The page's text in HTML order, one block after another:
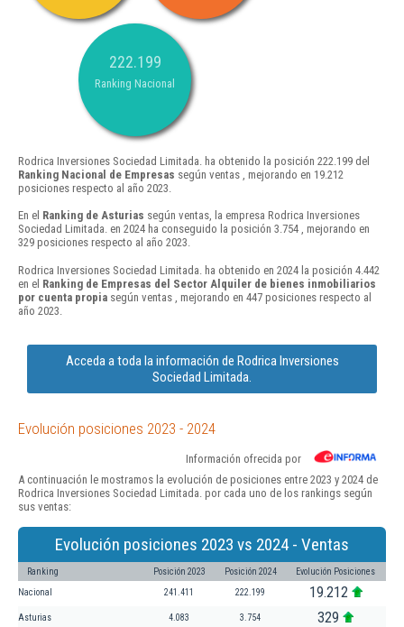
222.199
Ranking Nacional
Rodrica Inversiones Sociedad Limitada. ha obtenido la posición 222.199 del
Ranking Nacional de Empresas según ventas , mejorando en 19.212
posiciones respecto al año 2023.
En el Ranking de Asturias según ventas, la empresa Rodrica Inversiones
Sociedad Limitada. en 2024 ha conseguido la posición 3.754 , mejorando en
329 posiciones respecto al año 2023.
Rodrica Inversiones Sociedad Limitada. ha obtenido en 2024 la posición 4.442
en el Ranking de Empresas del Sector Alquiler de bienes inmobiliarios
por cuenta propia según ventas , mejorando en 447 posiciones respecto al
año 2023.
Acceda a toda la información de Rodrica Inversiones
Sociedad Limitada.
Evolución posiciones 2023 - 2024
Información ofrecida por
A continuación le mostramos la evolución de posiciones entre 2023 y 2024 de
Rodrica Inversiones Sociedad Limitada. por cada uno de los rankings según
sus ventas:
Evolución posiciones 2023 vs 2024 - Ventas
Ranking Posición 2023 Posición 2024 Evolución Posiciones
Nacional 241.411 222.199 19.212
Asturias 4.083 3.754 329